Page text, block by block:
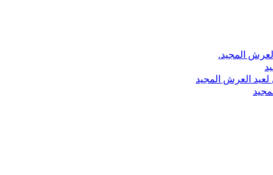
المجيد.
العرش المجيد